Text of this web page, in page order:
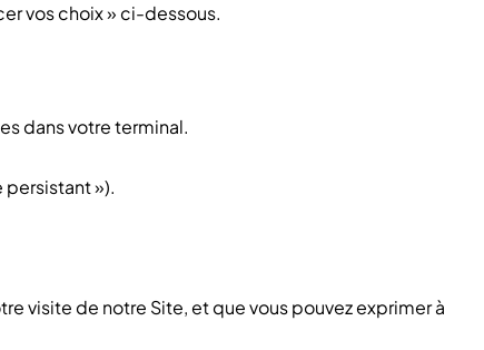
vos choix » ci-dessous.
dans votre terminal.
persistant »).
visite de notre Site, et que vous pouvez exprimer à